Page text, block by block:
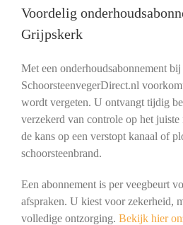
Voordelig
Grijpskerk
Met een onderhoudsabonnement bij
SchoorsteenvegerDirect.nl
wordt vergeten. U ontvangt tijdig
verzekerd van controle op het
de kans op een verstopt kanaal of
schoorsteenbrand.
Een abonnement is per veegbeurt
afspraken. U kiest voor zekerheid,
volledige ontzorging. Bekijk hier